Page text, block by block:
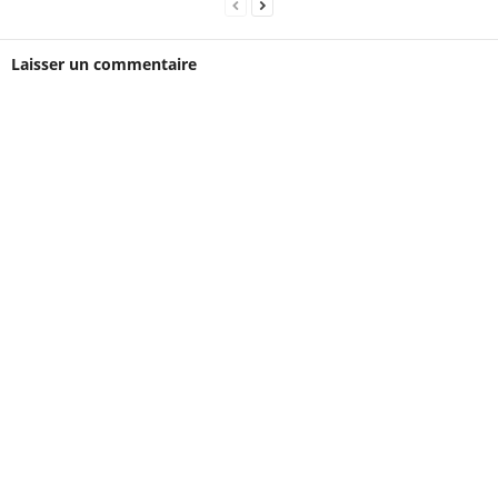
Laisser un commentaire